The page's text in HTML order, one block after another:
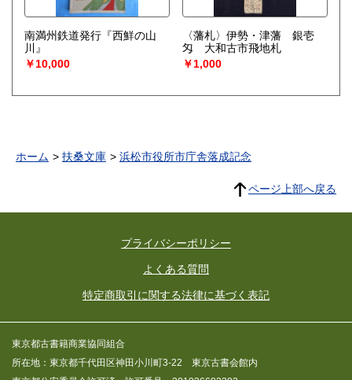
南満州鉄道発行『西鮮の山
川』
￥10,000
〈藩札〉伊勢・津藩 銀壱
匁 大和古市飛地札
￥1,000
ホーム 扶桑文庫 浜松市役所市庁舎落成記念
ページ上部へ戻る
プライバシーポリシー
よくある質問
特定商取引に関する法律に基づく表記
東京都古書籍商業協同組合
所在地：東京都千代田区神田小川町3-22 東京古書会館内